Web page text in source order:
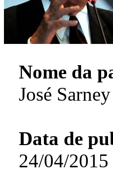
Nome da
José
Data de
24/04/